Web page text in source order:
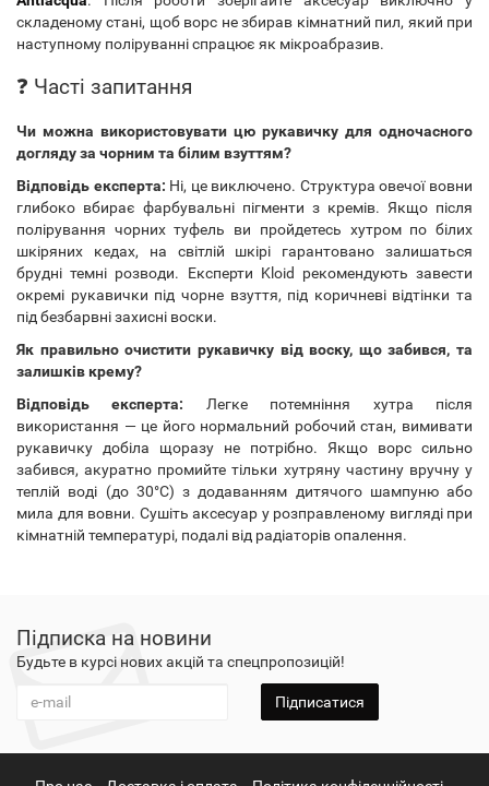
складеному стані, щоб ворс не збирав кімнатний пил, який при
наступному поліруванні спрацює як мікроабразив.
❓ Часті запитання
Чи можна використовувати цю рукавичку для одночасного
догляду за чорним та білим взуттям?
Відповідь експерта: Ні, це виключено. Структура овечої вовни
глибоко вбирає фарбувальні пігменти з кремів. Якщо після
полірування чорних туфель ви пройдетесь хутром по білих
шкіряних кедах, на світлій шкірі гарантовано залишаться
брудні темні розводи. Експерти Kloid рекомендують завести
окремі рукавички під чорне взуття, під коричневі відтінки та
під безбарвні захисні воски.
Як правильно очистити рукавичку від воску, що забився, та
залишків крему?
Відповідь експерта: Легке потемніння хутра після
використання — це його нормальний робочий стан, вимивати
рукавичку добіла щоразу не потрібно. Якщо ворс сильно
забився, акуратно промийте тільки хутряну частину вручну у
теплій воді (до 30°C) з додаванням дитячого шампуню або
мила для вовни. Сушіть аксесуар у розправленому вигляді при
кімнатній температурі, подалі від радіаторів опалення.
Підписка на новини
Будьте в курсі нових акцій та спецпропозицій!
Підписатися